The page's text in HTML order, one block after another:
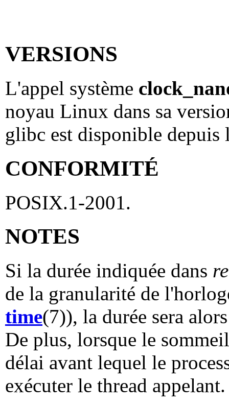
VERSIONS
L'appel système
noyau Linux dans sa
glibc est disponible
CONFORMITÉ
POSIX.1-2001.
NOTES
Si la durée indiquée dans
de la granularité de
time(7)), la durée sera
De plus, lorsque le
délai avant lequel le
exécuter le thread appelant.